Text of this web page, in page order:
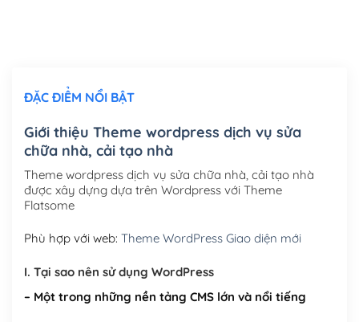
Mua thêm Host + Tên miền
Tên miền Việt Nam .vn (1 năm)
Hosting 2GB SSD (1 năm)(+450,000₫)
Hosting 8GB SSD (1 năm) (+950,000₫)
ĐẶC ĐIỂM NỔI BẬT
Giới thiệu Theme wordpress dịch vụ sửa
chữa nhà, cải tạo nhà
Theme wordpress dịch vụ sửa chữa nhà, cải tạo nhà
được xây dựng dựa trên Wordpress với Theme
Flatsome
Phù hợp với web: Theme WordPress Giao diện mới
I. Tại sao nên sử dụng WordPress
– Một trong những nền tảng CMS lớn và nổi tiếng